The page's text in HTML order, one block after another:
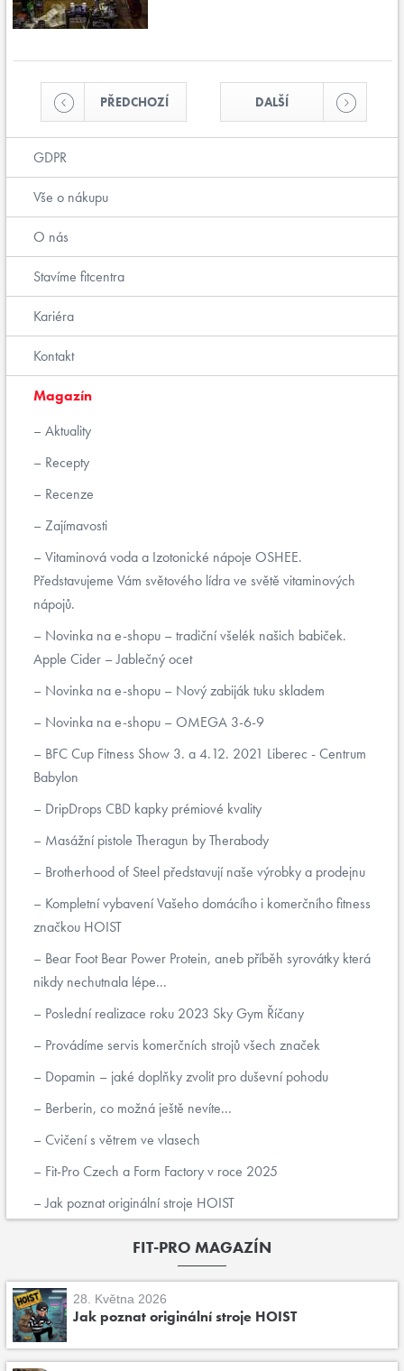
PŘEDCHOZÍ DALŠÍ
GDPR
Vše o nákupu
O nás
Stavíme fitcentra
Kariéra
Kontakt
Magazín
Aktuality
Recepty
Recenze
Zajímavosti
Vitaminová voda a Izotonické nápoje OSHEE.
Představujeme Vám světového lídra ve světě vitaminových
nápojů.
Novinka na e-shopu – tradiční všelék našich babiček.
Apple Cider – Jablečný ocet
Novinka na e-shopu – Nový zabiják tuku skladem
Novinka na e-shopu – OMEGA 3-6-9
BFC Cup Fitness Show 3. a 4.12. 2021 Liberec - Centrum
Babylon
DripDrops CBD kapky prémiové kvality
Masážní pistole Theragun by Therabody
Brotherhood of Steel představují naše výrobky a prodejnu
Kompletní vybavení Vašeho domácího i komerčního fitness
značkou HOIST
Bear Foot Bear Power Protein, aneb příběh syrovátky která
nikdy nechutnala lépe...
Poslední realizace roku 2023 Sky Gym Říčany
Provádíme servis komerčních strojů všech značek
Dopamin – jaké doplňky zvolit pro duševní pohodu
Berberin, co možná ještě nevíte...
Cvičení s větrem ve vlasech
Fit-Pro Czech a Form Factory v roce 2025
Jak poznat originální stroje HOIST
FIT-PRO MAGAZÍN
28. Května 2026
Jak poznat originální stroje HOIST